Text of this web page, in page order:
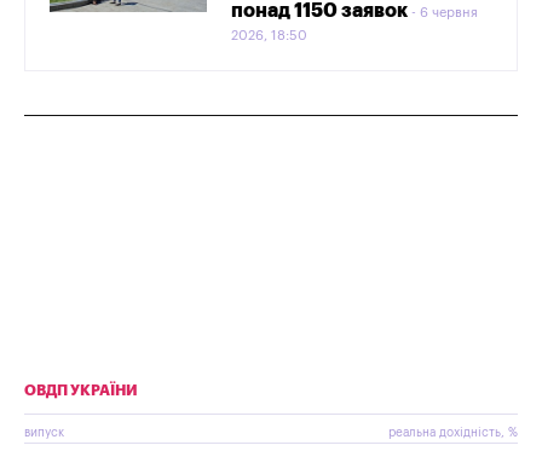
понад 1150 заявок
6 червня
2026, 18:50
ОВДП УКРАЇНИ
випуск реальна дохідність, %